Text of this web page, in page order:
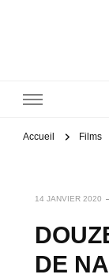
Accueil Films
14 JANVIER 2020
DE